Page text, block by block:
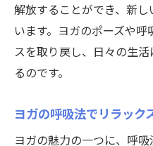
解放することができ、新
います。ヨガのポーズや
スを取り戻し、日々の生
るのです。
ヨガの呼吸法でリラック
ヨガの魅力の一つに、呼吸